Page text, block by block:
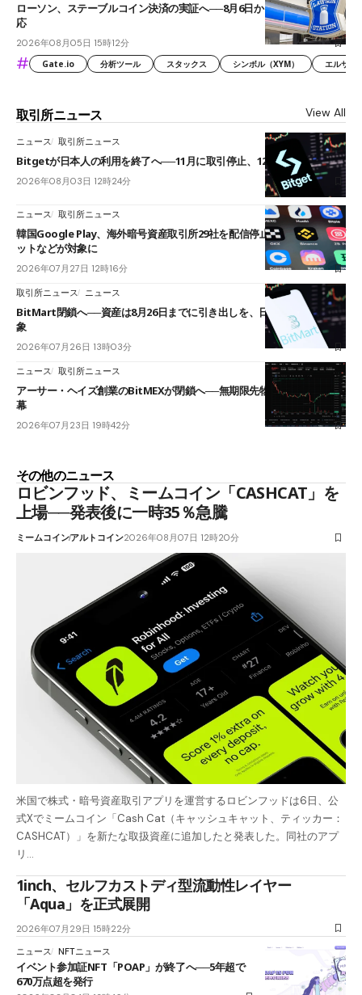
ローソン、ステーブルコイン決済の実証へ──8月6日からJPYCやUSDC対
応
2026年08月05日 15時12分
# Gate.io 分析ツール スタックス シンボル（XYM） エルサル
取引所ニュース View All
ニュース 取引所ニュース
Bitgetが日本人の利用を終了へ──11月に取引停止、12月末に強制決済
2026年08月03日 12時24分
ニュース 取引所ニュース
韓国Google Play、海外暗号資産取引所29社を配信停止──OKXやバイビ
ットなどが対象に
2026年07月27日 12時16分
取引所ニュース ニュース
BitMart閉鎖へ──資産は8月26日までに引き出しを、日本人利用者も対
象
2026年07月26日 13時03分
ニュース 取引所ニュース
アーサー・ヘイズ創業のBitMEXが閉鎖へ──無期限先物を生んだ11年に
幕
2026年07月23日 19時42分
その他のニュース
ロビンフッド、ミームコイン「CASHCAT」を
上場──発表後に一時35％急騰
ミームコインアルトコイン2026年08月07日 12時20分
米国で株式・暗号資産取引アプリを運営するロビンフッドは6日、公
式Xでミームコイン「Cash Cat（キャッシュキャット、ティッカー：
CASHCAT）」を新たな取扱資産に追加したと発表した。同社のアプ
リ…
1inch、セルフカストディ型流動性レイヤー
「Aqua」を正式展開
2026年07月29日 15時22分
ニュース NFTニュース
イベント参加証NFT「POAP」が終了へ──5年超で
670万点超を発行